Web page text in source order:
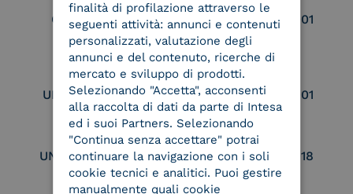
Conservatore
qualificato
UNI EN ISO 37001
UNI EN ISO 9001 UNI EN ISO 27001
UNI EN ISO 27017 UNI EN ISO 27018
finalità di profilazione attraverso le
seguenti attività: annunci e contenuti
personalizzati, valutazione degli
annunci e del contenuto, ricerche di
mercato e sviluppo di prodotti.
Selezionando "Accetta", acconsenti
alla raccolta di dati da parte di Intesa
ed i suoi Partners. Selezionando
"Continua senza accettare" potrai
continuare la navigazione con i soli
cookie tecnici e analitici. Puoi gestire
manualmente quali cookie